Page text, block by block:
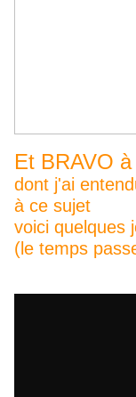
Et BRAVO
dont j'ai
à ce sujet
voici quelques
(le temps